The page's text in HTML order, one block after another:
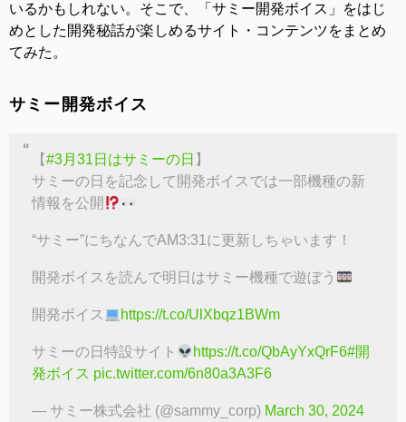
いるかもしれない。そこで、「サミー開発ボイス」をはじ
めとした開発秘話が楽しめるサイト・コンテンツをまとめ
てみた。
サミー開発ボイス
【#3月31日はサミーの日 】
サミーの日を記念して開発ボイスでは一部機種の新
情報を公開
“サミー”にちなんでAM3:31に更新しちゃいます！
開発ボイスを読んで明日はサミー機種で遊ぼう
開発ボイス https://t.co/UlXbqz1BWm
サミーの日特設サイト https://t.co/QbAyYxQrF6#開
発ボイス pic.twitter.com/6n80a3A3F6
— サミー株式会社 (@sammy_corp) March 30, 2024